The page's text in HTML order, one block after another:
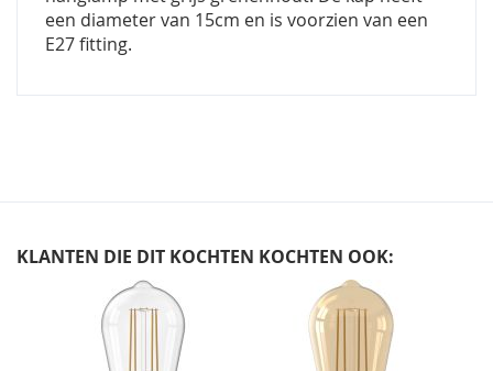
een diameter van 15cm en is voorzien van een
E27 fitting.
KLANTEN DIE DIT KOCHTEN KOCHTEN OOK:
carousel